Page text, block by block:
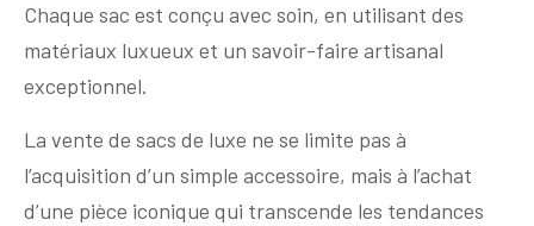
Chaque sac est conçu avec soin, en utilisant des
matériaux luxueux et un savoir-faire artisanal
exceptionnel.
La vente de sacs de luxe ne se limite pas à
l’acquisition d’un simple accessoire, mais à l’achat
d’une pièce iconique qui transcende les tendances